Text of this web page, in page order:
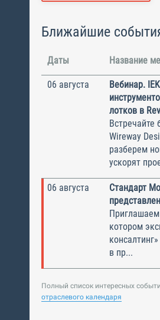
Ближайшие
Даты Название
06 августа
Вебинар.
лотков в
Встречайте
Wireway
разберем
ускорят
06 августа
Стандарт
котором
в пр...
Полный список интересных
отраслевого календаря